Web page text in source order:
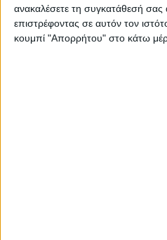
ανακαλέσετε τη συγκατάθεσή
επιστρέφοντας σε αυτόν τον
κουμπί "Απορρήτου" στο κάτω